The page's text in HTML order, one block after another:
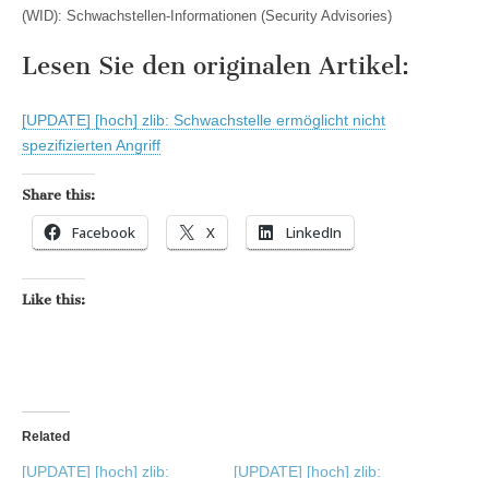
(WID): Schwachstellen-Informationen (Security Advisories)
Lesen Sie den originalen Artikel:
[UPDATE] [hoch] zlib: Schwachstelle ermöglicht nicht
spezifizierten Angriff
Share this:
Facebook X LinkedIn
Like this:
Related
[UPDATE] [hoch] zlib:
[UPDATE] [hoch] zlib: